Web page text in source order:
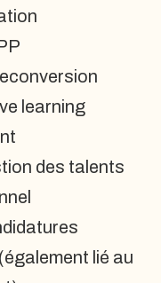
learning
des talents
lié au